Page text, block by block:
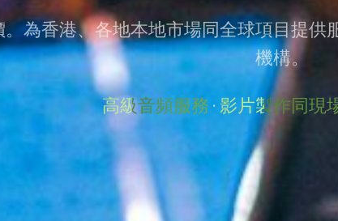
為香港、各地本地市場同全球項目提供
機構。
高級音頻服務·影片製作同現